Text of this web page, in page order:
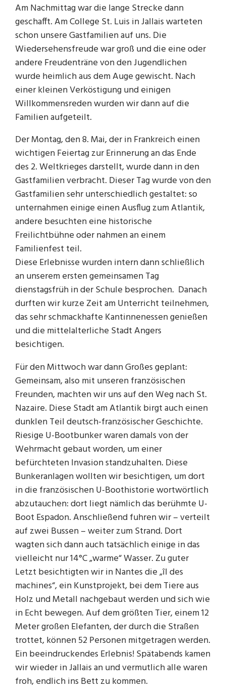
Am Nachmittag war die lange Strecke dann
geschafft. Am College St. Luis in Jallais warteten
schon unsere Gastfamilien auf uns. Die
Wiedersehensfreude war groß und die eine oder
andere Freudenträne von den Jugendlichen
wurde heimlich aus dem Auge gewischt. Nach
einer kleinen Verköstigung und einigen
Willkommensreden wurden wir dann auf die
Familien aufgeteilt.
Der Montag, den 8. Mai, der in Frankreich einen
wichtigen Feiertag zur Erinnerung an das Ende
des 2. Weltkrieges darstellt, wurde dann in den
Gastfamilien verbracht. Dieser Tag wurde von den
Gastfamilien sehr unterschiedlich gestaltet: so
unternahmen einige einen Ausflug zum Atlantik,
andere besuchten eine historische
Freilichtbühne oder nahmen an einem
Familienfest teil.
Diese Erlebnisse wurden intern dann schließlich
an unserem ersten gemeinsamen Tag
dienstagsfrüh in der Schule besprochen. Danach
durften wir kurze Zeit am Unterricht teilnehmen,
das sehr schmackhafte Kantinnenessen genießen
und die mittelalterliche Stadt Angers
besichtigen.
Für den Mittwoch war dann Großes geplant:
Gemeinsam, also mit unseren französischen
Freunden, machten wir uns auf den Weg nach St.
Nazaire. Diese Stadt am Atlantik birgt auch einen
dunklen Teil deutsch-französischer Geschichte.
Riesige U-Bootbunker waren damals von der
Wehrmacht gebaut worden, um einer
befürchteten Invasion standzuhalten. Diese
Bunkeranlagen wollten wir besichtigen, um dort
in die französischen U-Boothistorie wortwörtlich
abzutauchen: dort liegt nämlich das berühmte U-
Boot Espadon. Anschließend fuhren wir – verteilt
auf zwei Bussen – weiter zum Strand. Dort
wagten sich dann auch tatsächlich einige in das
vielleicht nur 14°C „warme“ Wasser. Zu guter
Letzt besichtigten wir in Nantes die „îl des
machines“, ein Kunstprojekt, bei dem Tiere aus
Holz und Metall nachgebaut werden und sich wie
in Echt bewegen. Auf dem größten Tier, einem 12
Meter großen Elefanten, der durch die Straßen
trottet, können 52 Personen mitgetragen werden.
Ein beeindruckendes Erlebnis! Spätabends kamen
wir wieder in Jallais an und vermutlich alle waren
froh, endlich ins Bett zu kommen.